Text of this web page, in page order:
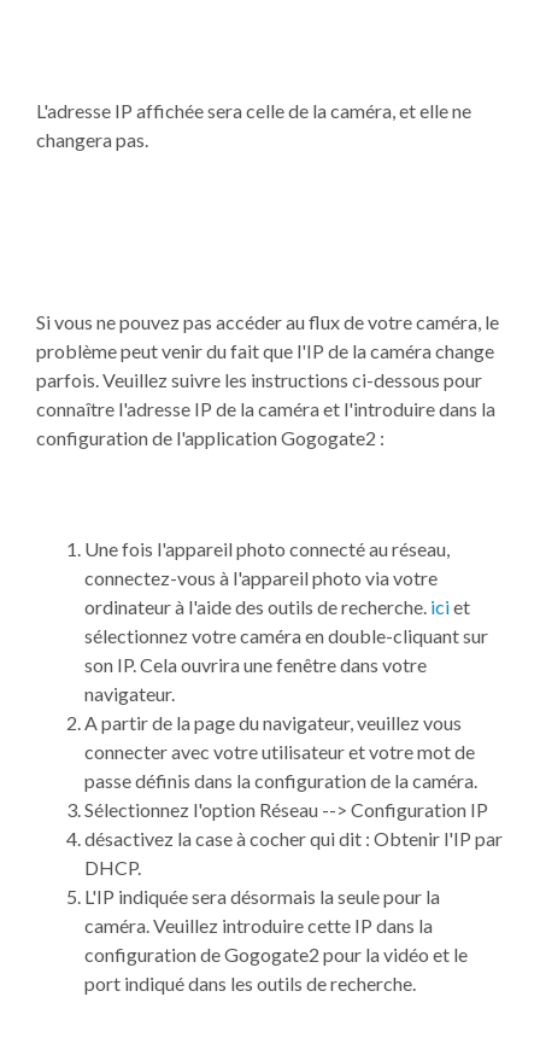
L'adresse IP affichée sera celle de la caméra, et elle ne
changera pas.
Si vous ne pouvez pas accéder au flux de votre caméra, le
problème peut venir du fait que l'IP de la caméra change
parfois. Veuillez suivre les instructions ci-dessous pour
connaître l'adresse IP de la caméra et l'introduire dans la
configuration de l'application Gogogate2 :
Une fois l'appareil photo connecté au réseau,
connectez-vous à l'appareil photo via votre
ordinateur à l'aide des outils de recherche. iciet
sélectionnez votre caméra en double-cliquant sur
son IP. Cela ouvrira une fenêtre dans votre
navigateur.
A partir de la page du navigateur, veuillez vous
connecter avec votre utilisateur et votre mot de
passe définis dans la configuration de la caméra.
Sélectionnez l'option Réseau --> Configuration IP
désactivez la case à cocher qui dit : Obtenir l'IP par
DHCP.
L'IP indiquée sera désormais la seule pour la
caméra. Veuillez introduire cette IP dans la
configuration de Gogogate2 pour la vidéo et le
port indiqué dans les outils de recherche.